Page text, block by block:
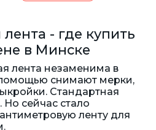
- где купить
в Минске
лента незаменима в
снимают мерки,
Стандартная
Но сейчас стало
ленту для